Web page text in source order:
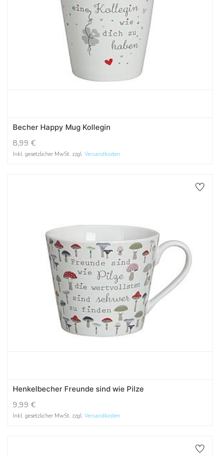
Becher Happy Mug Kollegin
8,99 €
Inkl. gesetzlicher MwSt. zzgl. Versandkosten
Henkelbecher Freunde sind wie Pilze
9,99 €
Inkl. gesetzlicher MwSt. zzgl. Versandkosten